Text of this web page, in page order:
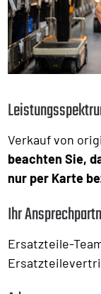
Verkauf von
beachten Sie,
nur per Karte
Ihr
Ersatzteile-